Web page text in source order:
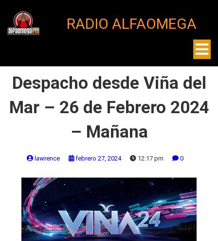
RADIO ALFAOMEGA
Despacho desde Viña del
Mar – 26 de Febrero 2024
– Mañana
lawrence febrero 27, 2024 12:17 pm 0